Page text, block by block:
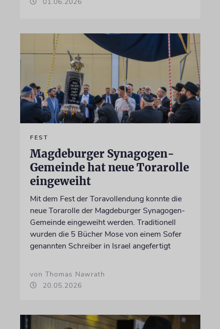
FEST
Magdeburger Synagogen-
Gemeinde hat neue Torarolle
eingeweiht
Mit dem Fest der Toravollendung konnte die
neue Torarolle der Magdeburger Synagogen-
Gemeinde eingeweiht werden. Traditionell
wurden die 5 Bücher Mose von einem Sofer
genannten Schreiber in Israel angefertigt
von Thomas Nawrath
20.05.2026